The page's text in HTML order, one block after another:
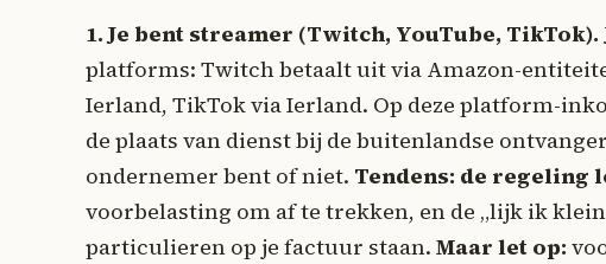
1. Je bent streamer (Twitch, YouTube, TikTok).
platforms: Twitch betaalt uit via Amazon-
Ierland, TikTok via Ierland. Op deze platform-
de plaats van dienst bij de buitenlandse
ondernemer bent of niet. Tendens: de regeling
voorbelasting om af te trekken, en de „lijk ik
particulieren op je factuur staan. Maar let op: